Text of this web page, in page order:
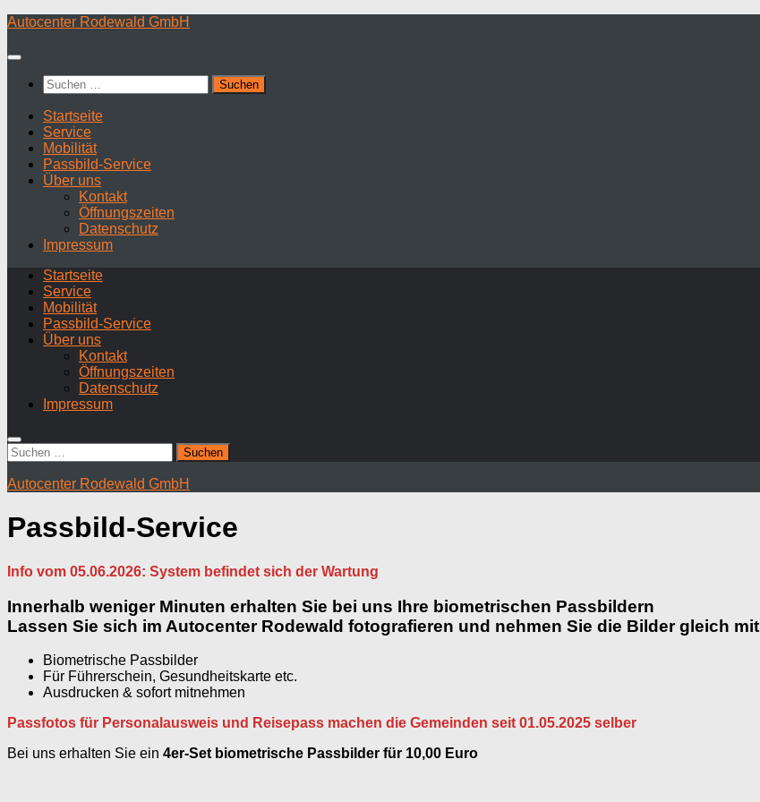
Zum
springen
Autocenter Rodewald GmbH
Suchen
nach:
Startseite
Service
Mobilität
Passbild-Service
Über uns
Kontakt
Öffnungszeiten
Datenschutz
Impressum
Startseite
Service
Mobilität
Passbild-Service
Über uns
Kontakt
Öffnungszeiten
Datenschutz
Impressum
Suchen
nach:
Autocenter Rodewald GmbH
Passbild-Service
Info vom 05.06.2026: System befindet sich der Wartung
Innerhalb weniger Minuten erhalten Sie bei uns Ihre biometrischen Passbildern
Lassen Sie sich im Autocenter Rodewald fotografieren und nehmen Sie die Bilder gleich mit
Biometrische Passbilder
Für Führerschein, Gesundheitskarte etc.
Ausdrucken & sofort mitnehmen
Passfotos für Personalausweis und Reisepass machen die Gemeinden seit 01.05.2025 selber
Bei uns erhalten Sie ein 4er-Set biometrische Passbilder für 10,00 Euro